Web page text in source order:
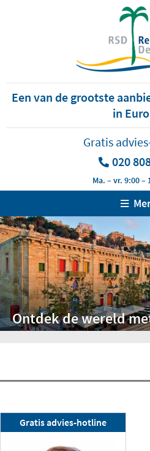
Een van de grootste
in
Gratis
020
Ma. – vr. 9:00 –
Ontdek de wereld
Gratis advies-hotline